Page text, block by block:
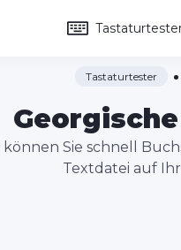
Tastaturtester
können Sie schnell
Textdatei auf